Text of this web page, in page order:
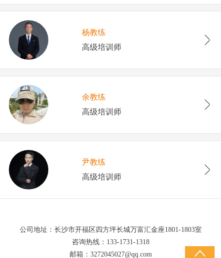
杨教练
高级培训师
余教练
高级培训师
尹教练
高级培训师
公司地址：长沙市开福区四方坪长城万富汇金座1801-1803室
咨询热线：133-1731-1318
邮箱：3272045027@qq.com